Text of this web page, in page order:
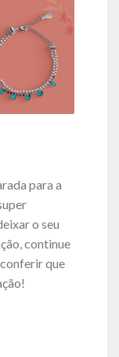
para a
o seu
continue
que